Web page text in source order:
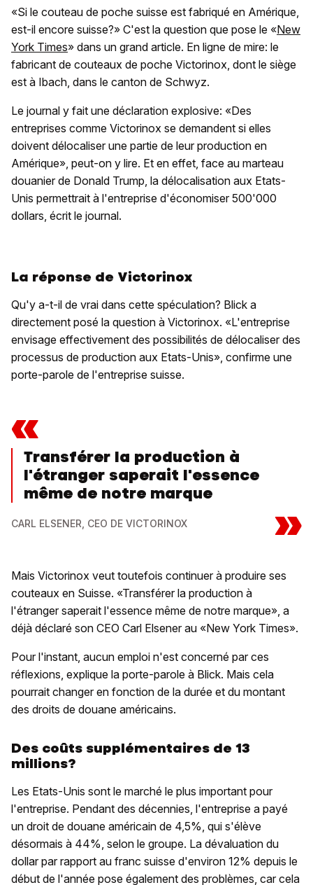
«Si le couteau de poche suisse est fabriqué en Amérique,
est-il encore suisse?» C'est la question que pose le «New
York Times» dans un grand article. En ligne de mire: le
fabricant de couteaux de poche Victorinox, dont le siège
est à Ibach, dans le canton de Schwyz.
Le journal y fait une déclaration explosive: «Des
entreprises comme Victorinox se demandent si elles
doivent délocaliser une partie de leur production en
Amérique», peut-on y lire. Et en effet, face au marteau
douanier de Donald Trump, la délocalisation aux Etats-
Unis permettrait à l'entreprise d'économiser 500'000
dollars, écrit le journal.
La réponse de Victorinox
Qu'y a-t-il de vrai dans cette spéculation? Blick a
directement posé la question à Victorinox. «L'entreprise
envisage effectivement des possibilités de délocaliser des
processus de production aux Etats-Unis», confirme une
porte-parole de l'entreprise suisse.
«
Transférer la production à
l'étranger saperait l'essence
même de notre marque
CARL ELSENER, CEO DE VICTORINOX »
Mais Victorinox veut toutefois continuer à produire ses
couteaux en Suisse. «Transférer la production à
l'étranger saperait l'essence même de notre marque», a
déjà déclaré son CEO Carl Elsener au «New York Times».
Pour l'instant, aucun emploi n'est concerné par ces
réflexions, explique la porte-parole à Blick. Mais cela
pourrait changer en fonction de la durée et du montant
des droits de douane américains.
Des coûts supplémentaires de 13
millions?
Les Etats-Unis sont le marché le plus important pour
l'entreprise. Pendant des décennies, l'entreprise a payé
un droit de douane américain de 4,5%, qui s'élève
désormais à 44%, selon le groupe. La dévaluation du
dollar par rapport au franc suisse d'environ 12% depuis le
début de l'année pose également des problèmes, car cela